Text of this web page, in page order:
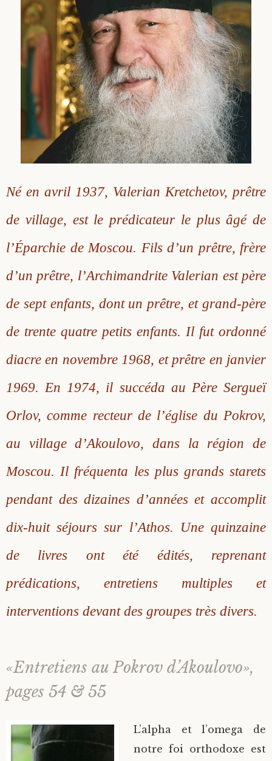
Né en avril 1937, Valerian Kretchetov, prêtre
de village, est le prédicateur le plus âgé de
l’Éparchie de Moscou. Fils d’un prêtre, frère
d’un prêtre, l’Archimandrite Valerian est père
de sept enfants, dont un prêtre, et grand-père
de trente quatre petits enfants. Il fut ordonné
diacre en novembre 1968, et prêtre en janvier
1969. En 1974, il succéda au Père Sergueï
Orlov, comme recteur de l’église du Pokrov,
au village d’Akoulovo, dans la région de
Moscou. Il fréquenta les plus grands starets
pendant des dizaines d’années et accomplit
dix-huit séjours sur l’Athos. Une quinzaine
de livres ont été édités, reprenant
prédications, entretiens multiples et
interventions devant des groupes très divers.
«Entretiens au Pokrov d’Akoulovo»,
pages 54 & 55
L’alpha et l’omega de
notre foi orthodoxe est